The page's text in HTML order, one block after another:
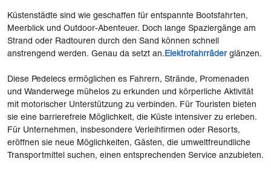
Küstenstädte sind wie geschaffen für entspannte Bootsfahrten,
Meerblick und Outdoor-Abenteuer. Doch lange Spaziergänge am
Strand oder Radtouren durch den Sand können schnell
anstrengend werden. Genau da setzt an. Elektrofahrräderglänzen.
Diese Pedelecs ermöglichen es Fahrern, Strände, Promenaden
und Wanderwege mühelos zu erkunden und körperliche Aktivität
mit motorischer Unterstützung zu verbinden. Für Touristen bieten
sie eine barrierefreie Möglichkeit, die Küste intensiver zu erleben.
Für Unternehmen, insbesondere Verleihfirmen oder Resorts,
eröffnen sie neue Möglichkeiten, Gästen, die umweltfreundliche
Transportmittel suchen, einen entsprechenden Service anzubieten.